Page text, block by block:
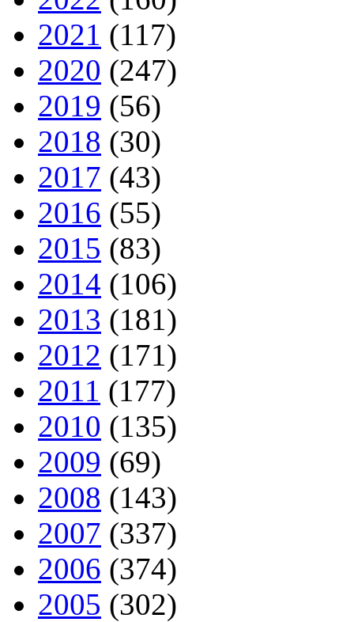
2021 (117)
2020 (247)
2019 (56)
2018 (30)
2017 (43)
2016 (55)
2015 (83)
2014 (106)
2013 (181)
2012 (171)
2011 (177)
2010 (135)
2009 (69)
2008 (143)
2007 (337)
2006 (374)
2005 (302)